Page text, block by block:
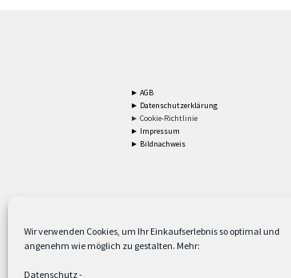
Wir verwenden Cookies, um Ihr Einkaufserlebnis so optimal und
angenehm wie möglich zu gestalten. Mehr:
Datenschutz-
► AGB
► Datenschutzerklärung
► Cookie-Richtlinie
► Impressum
► Bildnachweis